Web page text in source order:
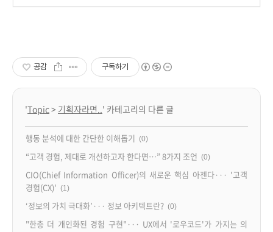
공감 구독하기
'Topic> 기획자라면.. ' 카테고리의 다른 글
행동 분석에 대한 간단한 이해돕기 (0)
“고객 경험, 제대로 개선하고자 한다면…” 8가지 조언 (0)
CIO(Chief Information Officer)의 새로운 핵심 아젠다··· '고객
경험(CX)' (1)
‘정보의 가치 극대화’··· 정보 아키텍트란? (0)
"한층 더 개인화된 경험 구현"··· UX에서 '로우코드'가 가지는 의